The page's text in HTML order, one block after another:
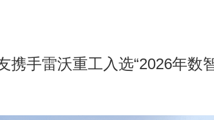
携手雷沃重工入选“2026年数